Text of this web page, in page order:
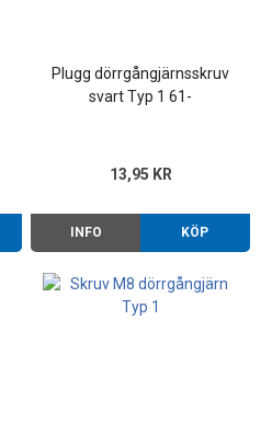
Plugg dörrgångjärnsskruv
svart Typ 1 61-
13,95 KR
INFO KÖP